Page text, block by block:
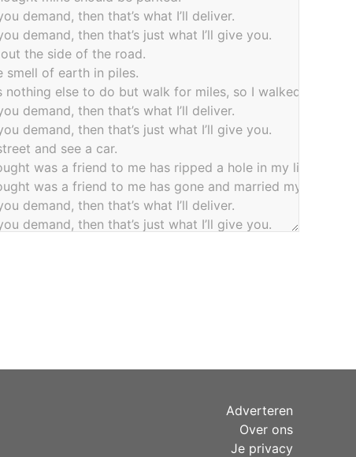
Adverteren
Over ons
Je privacy